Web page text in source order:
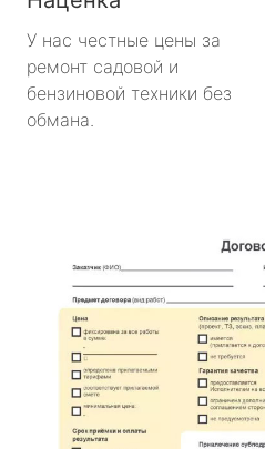
У нас честные цены за
ремонт садовой и
бензиновой техники без
обмана.